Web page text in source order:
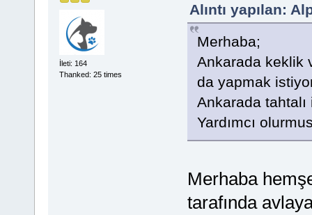
İleti: 164
Thanked: 25 times
Alıntı yapılan:
Merhaba;
Ankarada keklik
da yapmak
Ankarada
Yardımcı
Merhaba
tarafında